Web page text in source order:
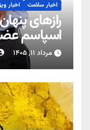
اخبار سلامت اخبار
رازهای
اسپاسم
مرداد ۱۱, ۱۴۰۵